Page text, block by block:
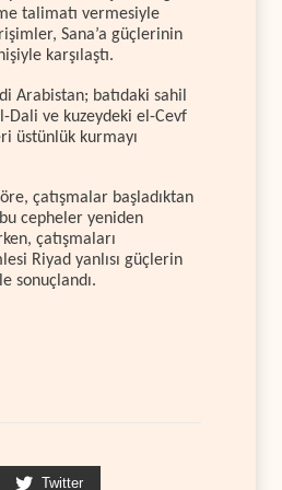
talimatı vermesiyle
Sana’a güçlerinin
karşılaştı.
Arabistan; batıdaki sahil
Dali ve kuzeydeki el-Cevf
üstünlük kurmayı
çatışmalar başladıktan
cepheler yeniden
çatışmaları
Riyad yanlısı güçlerin
sonuçlandı.
Twitter